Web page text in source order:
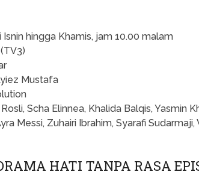
hingga Khamis, jam 10.00 malam
Mustafa
Scha Elinnea, Khalida Balqis, Yasmin
Messi, Zuhairi Ibrahim, Syarafi Sudarmaji,
HATI TANPA RASA